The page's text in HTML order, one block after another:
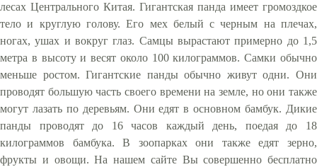
лесах Центрального Китая. Гигантская панда имеет громоздкое
тело и круглую голову. Его мех белый с черным на плечах,
ногах, ушах и вокруг глаз. Самцы вырастают примерно до 1,5
метра в высоту и весят около 100 килограммов. Самки обычно
меньше ростом. Гигантские панды обычно живут одни. Они
проводят большую часть своего времени на земле, но они также
могут лазать по деревьям. Они едят в основном бамбук. Дикие
панды проводят до 16 часов каждый день, поедая до 18
килограммов бамбука. В зоопарках они также едят зерно,
фрукты и овощи. На нашем сайте Вы совершенно бесплатно